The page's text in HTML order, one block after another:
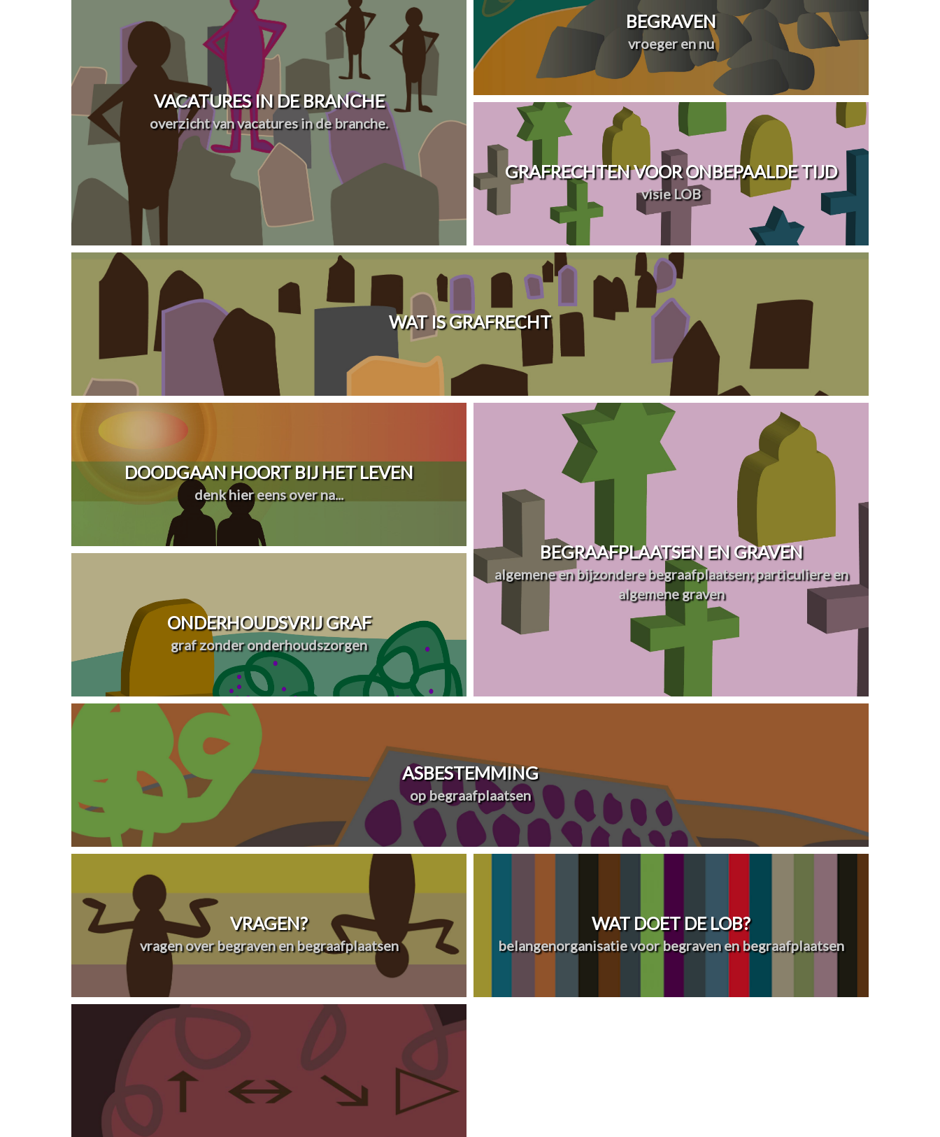
VACATURES IN DE BRANCHE
overzicht van vacatures in de branche.
BEGRAVEN
vroeger en nu
GRAFRECHTEN VOOR ONBEPAALDE TIJD
visie LOB
WAT IS GRAFRECHT
DOODGAAN HOORT BIJ HET LEVEN
denk hier eens over na...
ONDERHOUDSVRIJ GRAF
graf zonder onderhoudszorgen
BEGRAAFPLAATSEN EN GRAVEN
algemene en bijzondere begraafplaatsen; particuliere en
algemene graven
ASBESTEMMING
op begraafplaatsen
VRAGEN?
vragen over begraven en begraafplaatsen
WAT DOET DE LOB?
belangenorganisatie voor begraven en begraafplaatsen